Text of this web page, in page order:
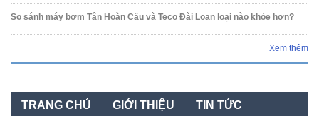
So sánh máy bơm Tân Hoàn Cầu và Teco Đài Loan loại nào khỏe hơn?
Xem thêm
TRANG CHỦ GIỚI THIỆU
TIN TỨC